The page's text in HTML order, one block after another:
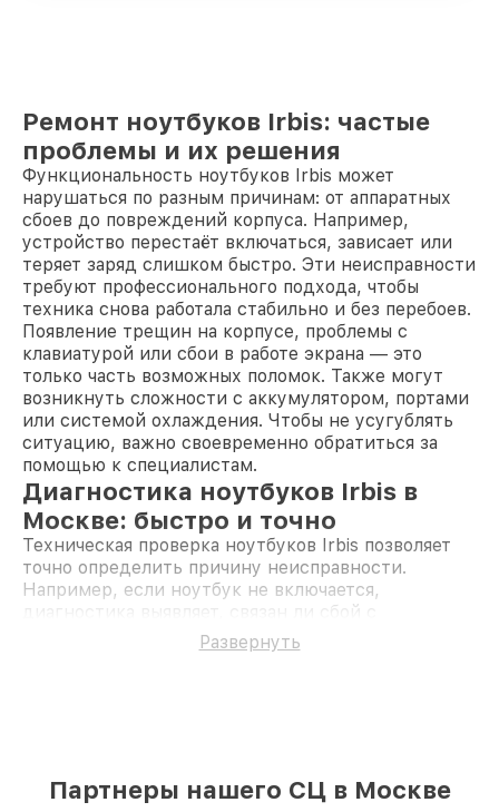
Ремонт ноутбуков Irbis: частые
проблемы и их решения
Функциональность ноутбуков Irbis может
нарушаться по разным причинам: от аппаратных
сбоев до повреждений корпуса. Например,
устройство перестаёт включаться, зависает или
теряет заряд слишком быстро. Эти неисправности
требуют профессионального подхода, чтобы
техника снова работала стабильно и без перебоев.
Появление трещин на корпусе, проблемы с
клавиатурой или сбои в работе экрана — это
только часть возможных поломок. Также могут
возникнуть сложности с аккумулятором, портами
или системой охлаждения. Чтобы не усугублять
ситуацию, важно своевременно обратиться за
помощью к специалистам.
Диагностика ноутбуков Irbis в
Москве: быстро и точно
Техническая проверка ноутбуков Irbis позволяет
точно определить причину неисправности.
Например, если ноутбук не включается,
диагностика выявляет, связан ли сбой с
материнской платой, системой питания или
программными ошибками. Этот этап необходим
все детали ремонта, включая сроки и стоимость
Развернуть
Партнеры нашего СЦ в Москве